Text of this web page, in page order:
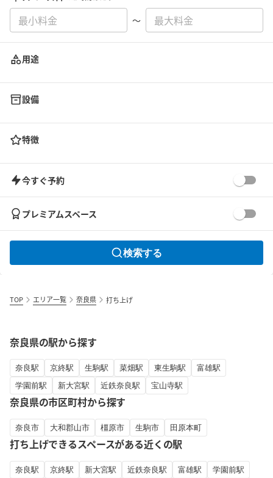
〜
用途
設備
特徴
今すぐ予約
プレミアムスペース
検索する
TOP エリア一覧 奈良県 打ち上げ
奈良県の駅から探す
奈良駅 京終駅 生駒駅 菜畑駅 東生駒駅
富雄駅
学園前駅
新大宮駅 近鉄奈良駅 宝山寺駅
奈良県の市区町村から探す
奈良市 大和郡山市 橿原市 生駒市 田原本町
打ち上げできるスペースがある近くの駅
奈良駅 京終駅 新大宮駅 近鉄奈良駅 富雄駅 学園前駅